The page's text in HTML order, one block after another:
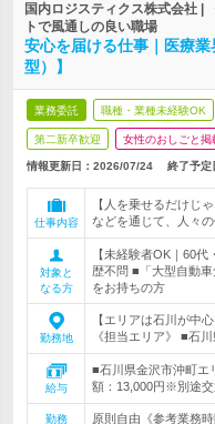
国内ロジスティクス株式会社 |
トで風通しの良い職場
安心を届ける仕事｜医療
型）】
業務委託 職種・業種未経験OK
第二新卒歓迎 女性のおしごと掲
情報更新日：2026/07/24 終了予定
仕事内容
【人を乗せるだけじ
などを通じて、人々
対象と
なる方
【未経験者OK｜60
歴不問 ■「大型自動
をお持ちの方
勤務地
【エリアは石川が中
《担当エリア》 ■石
給与
■石川県金沢市沖町
額：13,000円※別途
勤務
原則自由《参考業務